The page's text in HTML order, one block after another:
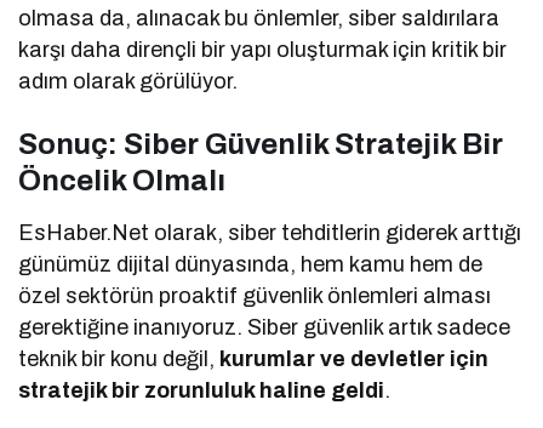
olmasa da, alınacak bu önlemler, siber saldırılara
karşı daha dirençli bir yapı oluşturmak için kritik bir
adım olarak görülüyor.
Sonuç: Siber Güvenlik Stratejik Bir
Öncelik Olmalı
EsHaber.Net olarak, siber tehditlerin giderek arttığı
günümüz dijital dünyasında, hem kamu hem de
özel sektörün proaktif güvenlik önlemleri alması
gerektiğine inanıyoruz. Siber güvenlik artık sadece
teknik bir konu değil, kurumlar ve devletler için
stratejik bir zorunluluk haline geldi.